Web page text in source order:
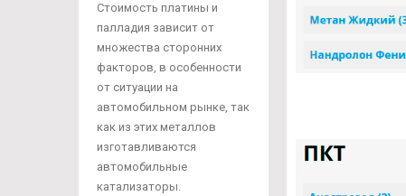
Стоимость платины и
палладия зависит от
множества сторонних
факторов, в особенности
от ситуации на
автомобильном рынке, так
как из этих металлов
изготавливаются
автомобильные
катализаторы.